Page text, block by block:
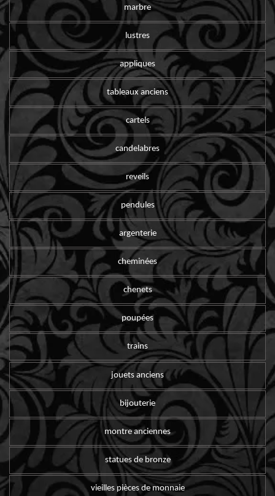
marbre
lustres
appliques
tableaux anciens
cartels
candelabres
reveils
pendules
argenterie
cheminées
chenets
poupées
trains
jouets anciens
bijouterie
montre anciennes
statues de bronze
vieilles pièces de monnaie